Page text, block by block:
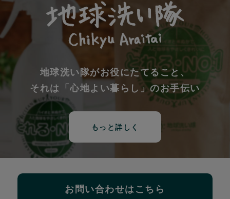
地球洗い隊がお役にたてること、
それは「心地よい暮らし」のお手伝い
もっと詳しく
お問い合わせはこちら